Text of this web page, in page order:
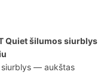
Quiet šilumos siurblys
siurblys — aukštas